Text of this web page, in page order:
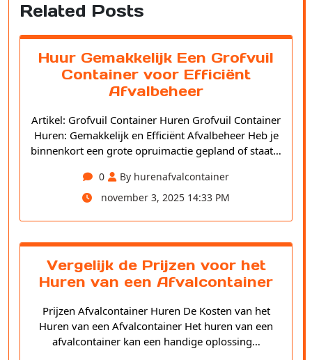
Related Posts
Huur Gemakkelijk Een Grofvuil
Container voor Efficiënt
Afvalbeheer
Artikel: Grofvuil Container Huren Grofvuil Container
Huren: Gemakkelijk en Efficiënt Afvalbeheer Heb je
binnenkort een grote opruimactie gepland of staat…
0
By hurenafvalcontainer
november 3, 2025 14:33 PM
Vergelijk de Prijzen voor het
Huren van een Afvalcontainer
Prijzen Afvalcontainer Huren De Kosten van het
Huren van een Afvalcontainer Het huren van een
afvalcontainer kan een handige oplossing…